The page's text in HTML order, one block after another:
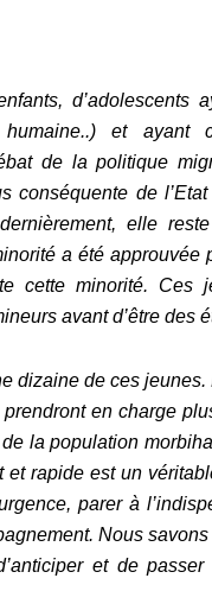
d’adolescents
et ayant
de la politique
de
elle reste
a été
cette minorité. Ces
avant d’être des
dizaine de ces
en charge
la population
et rapide est un
parer à
Nous
et de passer